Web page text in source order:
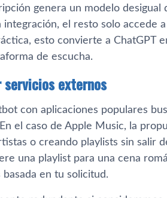
genera un modelo
el resto solo accede
esto convierte a ChatGPT
de escucha.
externos
con aplicaciones populares
el caso de Apple Music, la
o creando playlists sin salir
una playlist para una cena
en tu solicitud.